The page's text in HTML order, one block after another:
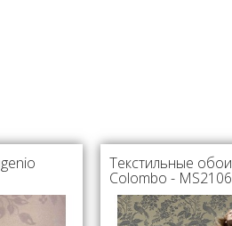
Текстильные
Colombo - MS2106